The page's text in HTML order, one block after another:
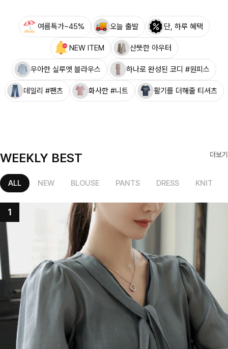
여름특가~45% 오늘 출발 단, 하루 혜택
NEW ITEM 산뜻한 아우터
우아한 실루엣 블라우스 하나로 완성된 코디 #원피스
데일리 #팬츠 화사한 #니트 활기를 더해줄 티셔츠
WEEKLY BEST 더보기
ALL NEW BLOUSE PANTS DRESS KNIT